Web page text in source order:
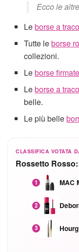
Ecco le
Leborse a
Tutte leborse
collezioni.
Leborse
Leborse a
belle.
Le più belle
CLASSIFICA VOTATA
Rossetto
1
2
3